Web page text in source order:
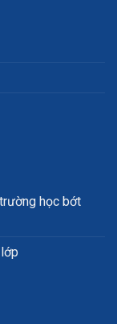
học bớt